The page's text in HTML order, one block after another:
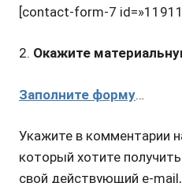
[contact-form-7
2. Окажите
Заполните форму…
Укажите в комментарии
который хотите
свой действующий e-